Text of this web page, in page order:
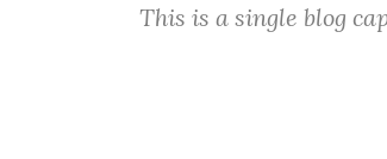
This is a single blog